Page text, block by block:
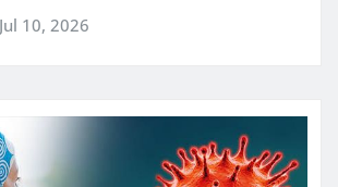
Jul 10, 2026